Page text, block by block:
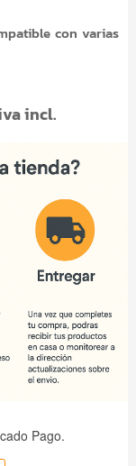
con varias
actual
$4,894.00.
incl.
Pago.